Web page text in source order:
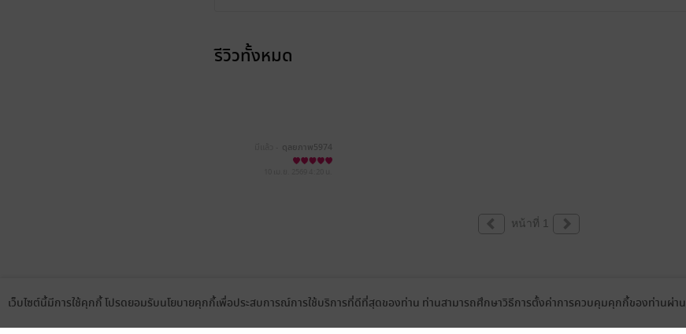
รีวิวทั้งหมด
ดุลยภาพ5974
หน้าที่ 1
เว็บไซต์นี้มีการใช้คุกกี้ โปรดยอมรับนโยบายคุกกี้เพื่อประสบการณ์การใช้บริการที่ดีที่สุดของท่าน ท่านสามารถศึกษาวิธีการตั้งค่าการควบคุมคุกกี้ของท่านผ่าน